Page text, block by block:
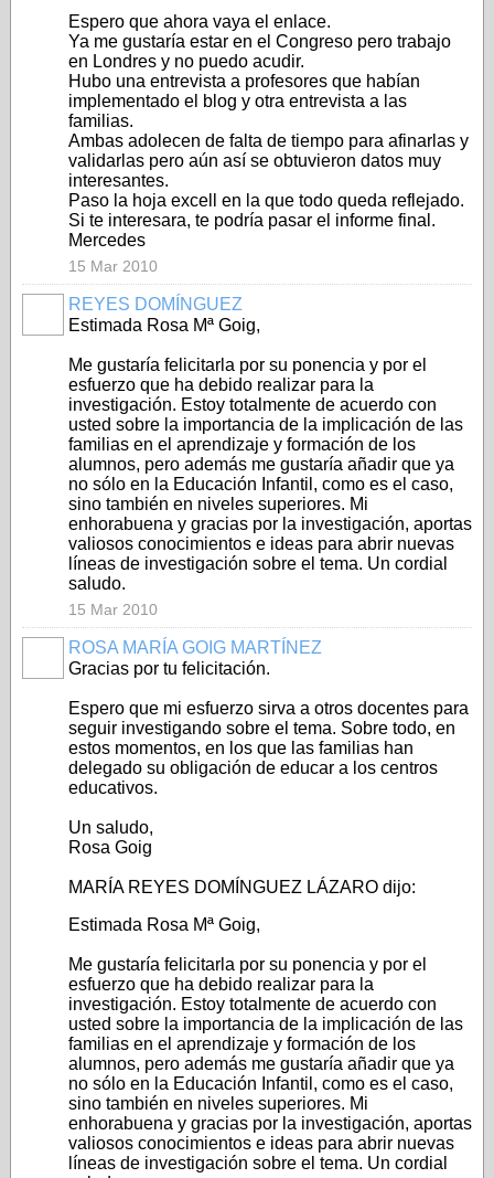
Espero que ahora vaya el enlace.
Ya me gustaría estar en el Congreso pero trabajo
en Londres y no puedo acudir.
Hubo una entrevista a profesores que habían
implementado el blog y otra entrevista a las
familias.
Ambas adolecen de falta de tiempo para afinarlas y
validarlas pero aún así se obtuvieron datos muy
interesantes.
Paso la hoja excell en la que todo queda reflejado.
Si te interesara, te podría pasar el informe final.
Mercedes
15 Mar 2010
REYES DOMÍNGUEZ
Estimada Rosa Mª Goig,
Me gustaría felicitarla por su ponencia y por el
esfuerzo que ha debido realizar para la
investigación. Estoy totalmente de acuerdo con
usted sobre la importancia de la implicación de las
familias en el aprendizaje y formación de los
alumnos, pero además me gustaría añadir que ya
no sólo en la Educación Infantil, como es el caso,
sino también en niveles superiores. Mi
enhorabuena y gracias por la investigación, aportas
valiosos conocimientos e ideas para abrir nuevas
líneas de investigación sobre el tema. Un cordial
saludo.
15 Mar 2010
ROSA MARÍA GOIG MARTÍNEZ
Gracias por tu felicitación.
Espero que mi esfuerzo sirva a otros docentes para
seguir investigando sobre el tema. Sobre todo, en
estos momentos, en los que las familias han
delegado su obligación de educar a los centros
educativos.
Un saludo,
Rosa Goig
MARÍA REYES DOMÍNGUEZ LÁZARO dijo:
Estimada Rosa Mª Goig,
Me gustaría felicitarla por su ponencia y por el
esfuerzo que ha debido realizar para la
investigación. Estoy totalmente de acuerdo con
usted sobre la importancia de la implicación de las
familias en el aprendizaje y formación de los
alumnos, pero además me gustaría añadir que ya
no sólo en la Educación Infantil, como es el caso,
sino también en niveles superiores. Mi
enhorabuena y gracias por la investigación, aportas
valiosos conocimientos e ideas para abrir nuevas
líneas de investigación sobre el tema. Un cordial